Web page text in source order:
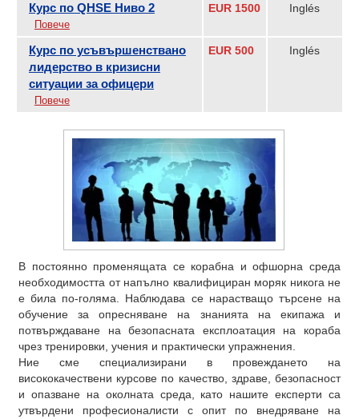
Курс по QHSE Ниво 2
Повече
EUR 1500 Inglés
Курс по усъвършенствано
лидерство в кризисни
ситуации за офицери
Повече
EUR 500 Inglés
В постоянно променящата се корабна и офшорна среда
необходимостта от напълно квалифициран моряк никога не
е била по-голяма. Наблюдава се нарастващо търсене на
обучение за опресняване на знанията на екипажа и
потвърждаване на безопасната експлоатация на кораба
чрез тренировки, учения и практически упражнения.
Ние сме специализирани в провеждането на
висококачествени курсове по качество, здраве, безопасност
и опазване на околната среда, като нашите експерти са
утвърдени професионалисти с опит по внедряване на